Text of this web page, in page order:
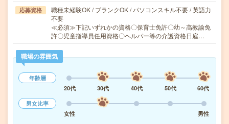
応募資格
職種未経験OK / ブランクOK / パソコンスキル不要 / 英語力
不要
≪必須≫下記いずれかの資格〇保育士免許〇幼～高教諭免
許〇児童指導員任用資格〇ヘルパー等の介護資格日雇…
職場の雰囲気
年齢層
20代
30代 40代 50代
60代
男女比率
女性
男性